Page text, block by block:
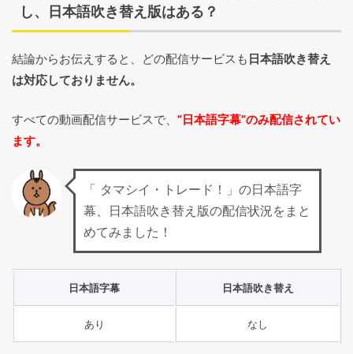
し、日本語吹き替え版はある？
結論からお伝えすると、どの配信サービスも 日本語吹き替え
は対応しておりません。
すべての動画配信サービスで、 ”日本語字幕”のみ配信されてい
ます。
「 タマシイ・トレード！」の日本語字
幕、日本語吹き替え版の配信状況をまと
めてみました！
日本語字幕 日本語吹き替え
あり なし